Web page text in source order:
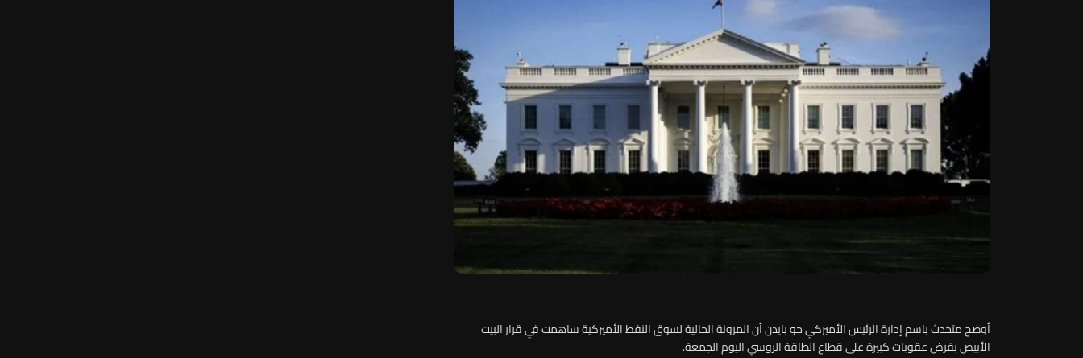
أوضح متحدث باسم إدارة الرئيس الأميركي جو بايدن أن المرونة الحالية لسوق النفط الأميركية ساهمت في قرار البيت
الأبيض بفرض عقوبات كبيرة على قطاع الطاقة الروسي اليوم الجمعة.